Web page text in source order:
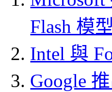
Flash 模型
Intel 與
Google